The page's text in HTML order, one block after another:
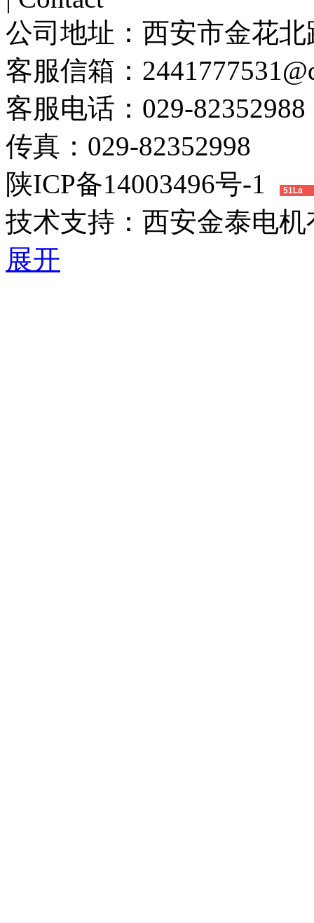
公司地址： 西安市金花北
客服信箱：
客服电话： 029-82352988
传真： 029-82352998
陕ICP备14003496号-1
51La
技术支持： 西安金泰电
展开